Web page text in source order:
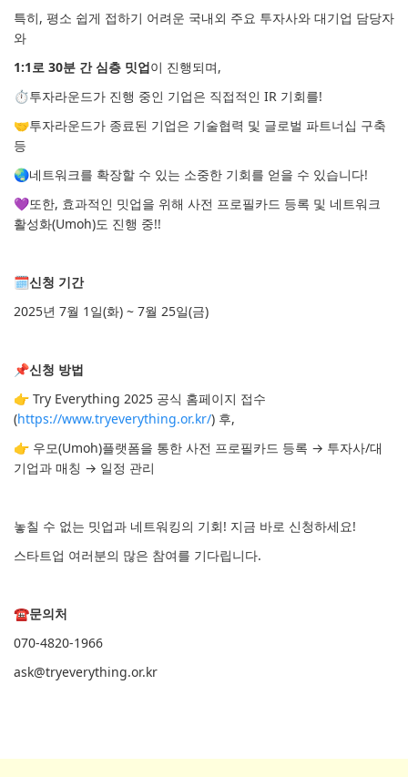
특히, 평소 쉽게 접하기 어려운 국내외 주요 투자사와 대기업 담당자
와
1:1로 30분 간 심층 밋업이 진행되며,
⏱️투자라운드가 진행 중인 기업은 직접적인 IR 기회를!
🤝투자라운드가 종료된 기업은 기술협력 및 글로벌 파트너십 구축
등
🌏네트워크를 확장할 수 있는 소중한 기회를 얻을 수 있습니다!
💜또한, 효과적인 밋업을 위해 사전 프로필카드 등록 및 네트워크
활성화(Umoh)도 진행 중!!
🗓신청 기간
2025년 7월 1일(화) ~ 7월 25일(금)
📌신청 방법
👉 Try Everything 2025 공식 홈페이지 접수
(https://www.tryeverything.or.kr/) 후,
👉 우모(Umoh)플랫폼을 통한 사전 프로필카드 등록 → 투자사/대
기업과 매칭 → 일정 관리
놓칠 수 없는 밋업과 네트워킹의 기회! 지금 바로 신청하세요!
스타트업 여러분의 많은 참여를 기다립니다.
☎문의처
070-4820-1966
ask@tryeverything.or.kr